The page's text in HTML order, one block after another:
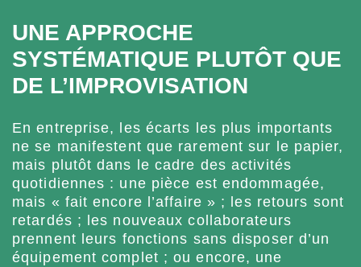
UNE APPROCHE
SYSTÉMATIQUE PLUTÔT QUE
DE L’IMPROVISATION
En entreprise, les écarts les plus importants
ne se manifestent que rarement sur le papier,
mais plutôt dans le cadre des activités
quotidiennes : une pièce est endommagée,
mais « fait encore l’affaire » ; les retours sont
retardés ; les nouveaux collaborateurs
prennent leurs fonctions sans disposer d’un
équipement complet ; ou encore, une